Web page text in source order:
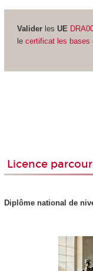
Validerles UE
le certificat les bases
Licence
Diplôme national de